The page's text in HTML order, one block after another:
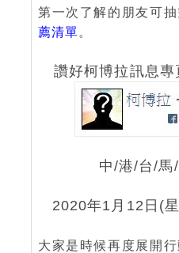
第一次了解的朋友可抽
薦清單。
讚好柯博拉訊息
中/港/台/馬
2020年1月12日(
大家是時候再度展開